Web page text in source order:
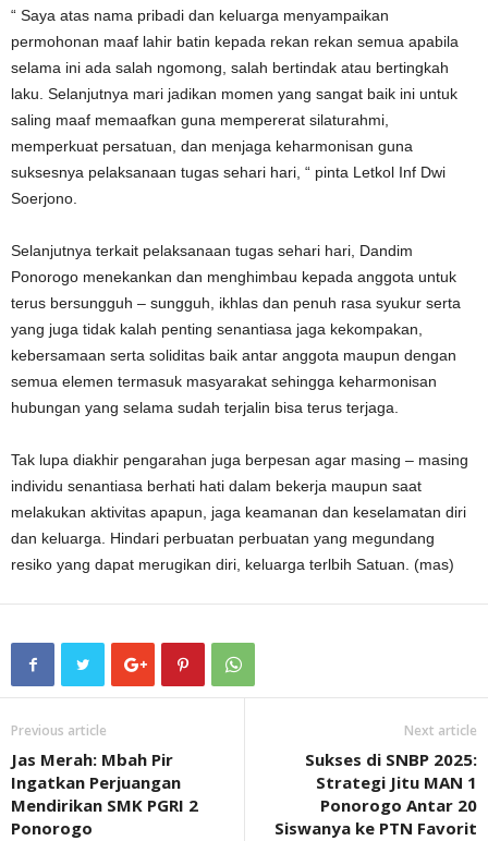
“ Saya atas nama pribadi dan keluarga menyampaikan
permohonan maaf lahir batin kepada rekan rekan semua apabila
selama ini ada salah ngomong, salah bertindak atau bertingkah
laku. Selanjutnya mari jadikan momen yang sangat baik ini untuk
saling maaf memaafkan guna mempererat silaturahmi,
memperkuat persatuan, dan menjaga keharmonisan guna
suksesnya pelaksanaan tugas sehari hari, “ pinta Letkol Inf Dwi
Soerjono.
Selanjutnya terkait pelaksanaan tugas sehari hari, Dandim
Ponorogo menekankan dan menghimbau kepada anggota untuk
terus bersungguh – sungguh, ikhlas dan penuh rasa syukur serta
yang juga tidak kalah penting senantiasa jaga kekompakan,
kebersamaan serta soliditas baik antar anggota maupun dengan
semua elemen termasuk masyarakat sehingga keharmonisan
hubungan yang selama sudah terjalin bisa terus terjaga.
Tak lupa diakhir pengarahan juga berpesan agar masing – masing
individu senantiasa berhati hati dalam bekerja maupun saat
melakukan aktivitas apapun, jaga keamanan dan keselamatan diri
dan keluarga. Hindari perbuatan perbuatan yang megundang
resiko yang dapat merugikan diri, keluarga terlbih Satuan. (mas)
Previous article
Jas Merah: Mbah Pir
Ingatkan Perjuangan
Mendirikan SMK PGRI 2
Ponorogo
Next article
Sukses di SNBP 2025:
Strategi Jitu MAN 1
Ponorogo Antar 20
Siswanya ke PTN Favorit